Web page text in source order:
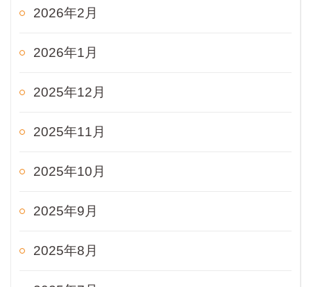
2026年2月
2026年1月
2025年12月
2025年11月
2025年10月
2025年9月
2025年8月